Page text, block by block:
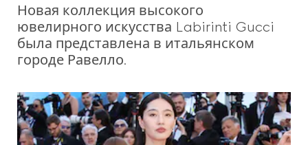
Новая коллекция высокого
ювелирного искусства Labirinti Gucci
была представлена в итальянском
городе Равелло.